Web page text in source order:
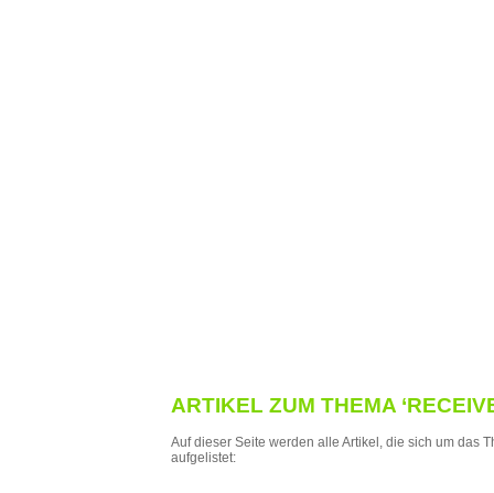
ARTIKEL ZUM THEMA
Auf dieser Seite werden alle Artikel, die sich um das
aufgelistet: